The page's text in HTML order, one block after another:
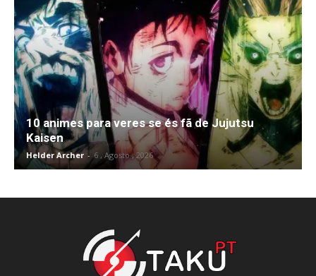
10 animes para veres se és fã de Jujutsu
Kaisen
Helder Archer - 6 , Agosto , 2026